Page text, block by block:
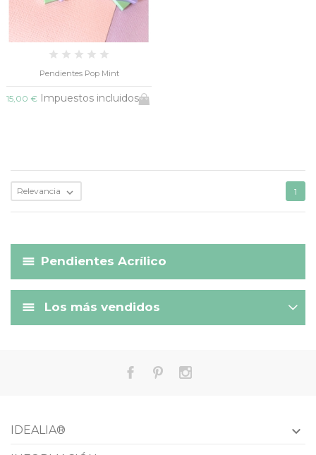
Pendientes Acrílico
Los más vendidos
Pendientes Pop Mint
15,00 € Impuestos incluidos
Relevancia  1
IDEALIA® 